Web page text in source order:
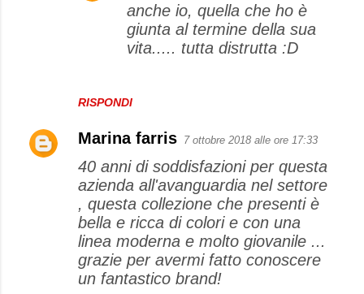
RISPONDI
anche io, quella che ho è
giunta al termine della sua
vita..... tutta distrutta :D
Marina farris 7 ottobre 2018 alle ore 17:33
40 anni di soddisfazioni per questa
azienda all'avanguardia nel settore
, questa collezione che presenti è
bella e ricca di colori e con una
linea moderna e molto giovanile ...
grazie per avermi fatto conoscere
un fantastico brand!